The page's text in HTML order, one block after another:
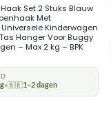
Set 2 Stuks Blauw
Met
Kinderwagen
Hanger Voor Buggy
– Max 2 kg – BPK
•🇧🇪1–2 dagen